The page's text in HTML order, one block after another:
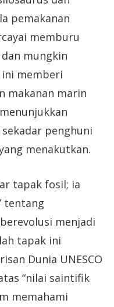
pemakanan
memburu
mungkin
ini memberi
makanan marin
penghuni
menakutkan.
tapak fosil; ia
tentang
menjadi
tapak ini
Dunia UNESCO
“nilai saintifik
memahami